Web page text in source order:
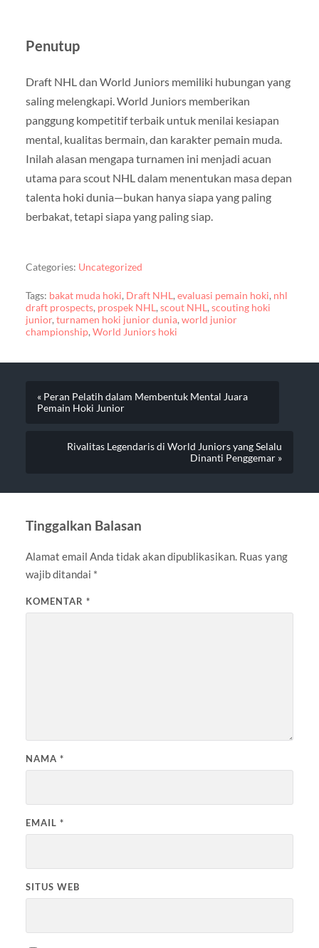
Penutup
Draft NHL dan World Juniors memiliki hubungan yang
saling melengkapi. World Juniors memberikan
panggung kompetitif terbaik untuk menilai kesiapan
mental, kualitas bermain, dan karakter pemain muda.
Inilah alasan mengapa turnamen ini menjadi acuan
utama para scout NHL dalam menentukan masa depan
talenta hoki dunia—bukan hanya siapa yang paling
berbakat, tetapi siapa yang paling siap.
Categories: Uncategorized
Tags: bakat muda hoki, Draft NHL,evaluasi pemain hoki, nhl
draft prospects, prospek NHL,scout NHL,scouting hoki
junior,turnamen hoki junior dunia,world junior
championship,World Juniors hoki
« Peran Pelatih dalam Membentuk Mental Juara
Pemain Hoki Junior
Rivalitas Legendaris di World Juniors yang Selalu
Dinanti Penggemar »
Tinggalkan Balasan
Alamat email Anda tidak akan dipublikasikan. Ruas yang
wajib ditandai *
KOMENTAR *
NAMA *
EMAIL *
SITUS WEB